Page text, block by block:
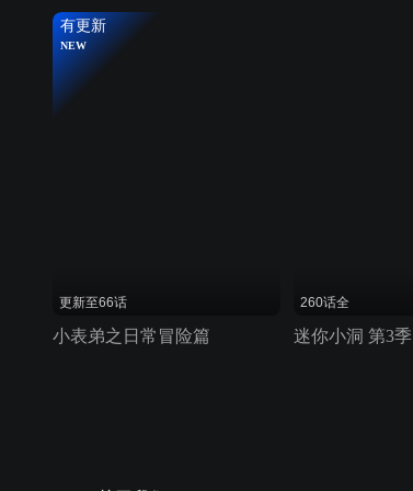
有更新
NEW
更新至66话
小表弟之日常冒险篇
260话全
迷你小洞 第3季